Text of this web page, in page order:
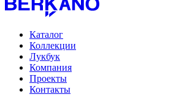
Каталог
Коллекции
Лукбук
Компания
Проекты
Контакты